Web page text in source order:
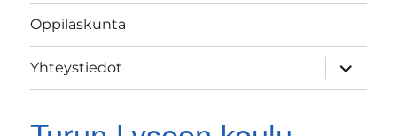
Oppilaskunta
Yhteystiedot
näytä